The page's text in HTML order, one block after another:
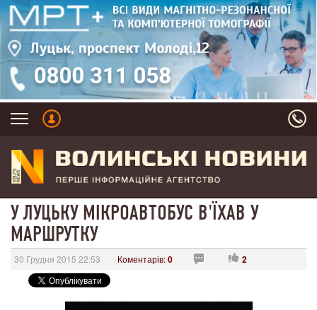
У ЛУЦЬКУ МІКРОАВТОБУС В'ЇХАВ У
МАРШРУТКУ
30 Грудня 2015 22:53 Коментарів:0 2